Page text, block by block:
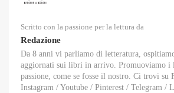
Scritto con la passione per la lettura da
Redazione
Da 8 anni vi parliamo di letteratura,
aggiornati sui libri in arrivo. Promuoviamo i
passione, come se fosse il nostro. Ci trovi su
Instagram / Youtube / Pinterest / Telegram /